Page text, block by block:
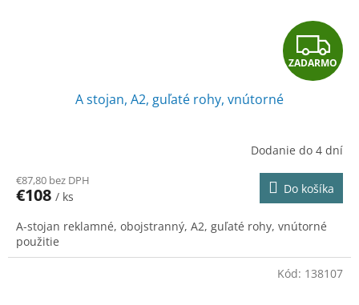
Z
A
A
R
M
ZADARMO
A stojan, A2, guľaté rohy, vnútorné
Dodanie do 4 dní
€87,80 bez DPH
€108 / ks
Do košíka
A-stojan reklamné, obojstranný, A2, guľaté rohy, vnútorné
použitie
Kód: 138107